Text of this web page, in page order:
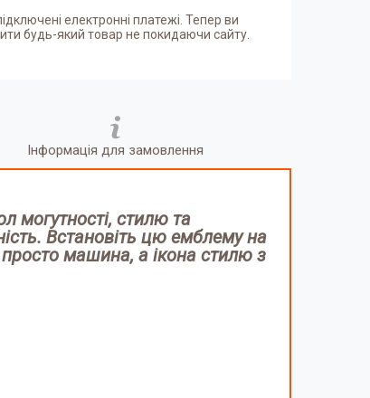
електронні платежі. Тепер ви
будь-який товар не покидаючи сайту.
Інформація для замовлення
могутності, стилю та
Встановіть цю емблему на
просто машина, а ікона стилю з